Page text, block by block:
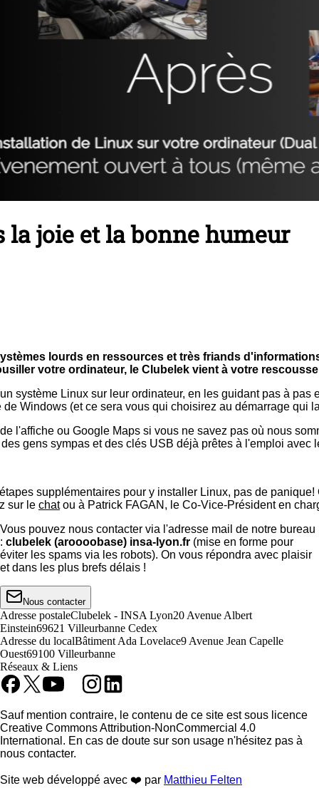
joie et la bonne humeur
lourds en ressources et très friands
votre ordinateur, le Clubelek vient à votre
système Linux sur leur ordinateur, en les guidant pas à
Windows (et ce sera vous qui choisirez au démarrage qui
l'affiche ou Google Maps si vous ne savez pas où nous
gens sympas et des clés USB déjà prêtes à l'emploi
supplémentaires pour y installer Linux, pas de
sur le chatou à Patrick FAGAN, le Co-Vice-Président en
Vous pouvez nous contacter via l'adresse mail de notre bureau
: clubelek (aroooobase) insa-lyon.fr (mise en forme pour
éviter les spams via les robots). On vous répondra avec plaisir
et dans les plus brefs délais !
Nous contacter
Adresse postaleClubelek - INSA Lyon20 Avenue Albert
Einstein69621 Villeurbanne Cedex
Adresse du localBâtiment Ada Lovelace9 Avenue Jean Capelle
Ouest69100 Villeurbanne
Réseaux & Liens
Sauf mention contraire, le contenu de ce site est sous licence
Creative Commons Attribution-NonCommercial 4.0
International. En cas de doute sur son usage n'hésitez pas à
nous contacter.
Site web développé avec ❤️ par Matthieu Felten